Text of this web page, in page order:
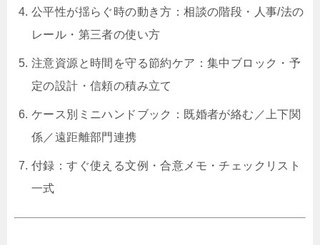
公平性が揺らぐ時の動き方：相談の階段・人事/法の
レール・第三者の使い方
注意資源と時間を守る節約ケア：集中ブロック・予
定の設計・信頼の積み立て
ケース別ミニハンドブック：既婚者が絡む／上下関
係／遠距離部門連携
付録：すぐ使える文例・合意メモ・チェックリスト
一式